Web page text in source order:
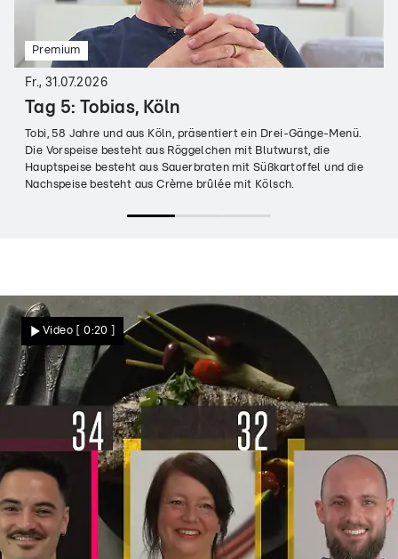
Premium
Fr., 31.07.2026
Tag 5: Tobias, Köln
Tobi, 58 Jahre und aus Köln, präsentiert ein Drei-Gänge-Menü.
Die Vorspeise besteht aus Röggelchen mit Blutwurst, die
Hauptspeise besteht aus Sauerbraten mit Süßkartoffel und die
Nachspeise besteht aus Crème brûlée mit Kölsch.
Video [ 0:20 ]